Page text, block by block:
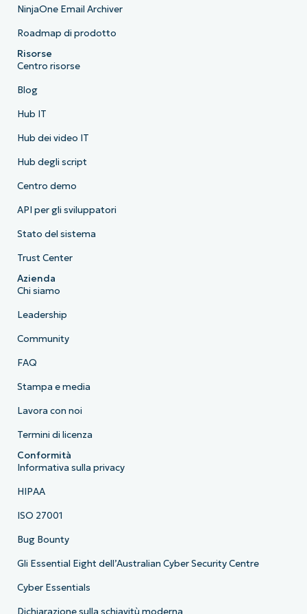
NinjaOne Email Archiver
Roadmap di prodotto
Risorse
Centro risorse
Blog
Hub IT
Hub dei video IT
Hub degli script
Centro demo
API per gli sviluppatori
Stato del sistema
Trust Center
Azienda
Chi siamo
Leadership
Community
FAQ
Stampa e media
Lavora con noi
Termini di licenza
Conformità
Informativa sulla privacy
HIPAA
ISO 27001
Bug Bounty
Gli Essential Eight dell’Australian Cyber Security Centre
Cyber Essentials
Dichiarazione sulla schiavitù moderna